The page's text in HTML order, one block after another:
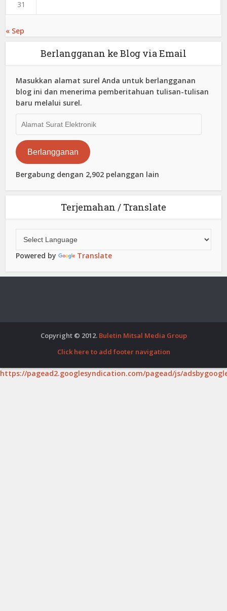
31
« Sep
Berlangganan ke Blog via Email
Masukkan alamat surel Anda untuk berlangganan
blog ini dan menerima pemberitahuan tulisan-tulisan
baru melalui surel.
Surat
Elektronik
Berlangganan
Bergabung dengan 2,902 pelanggan lain
Terjemahan / Translate
Powered by Translate
Copyright © 2012. Buletin Mitsal Media Group
Click here to add footer navigation
https://pagead2.googlesyndication.com/pagead/js/